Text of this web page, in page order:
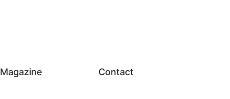
Magazine Contact